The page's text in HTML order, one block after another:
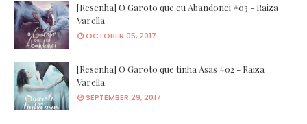
[Resenha] O Garoto que eu Abandonei #03 - Raiza
Varella
OCTOBER 05, 2017
[Resenha] O Garoto que tinha Asas #02 - Raiza
Varella
SEPTEMBER 29, 2017